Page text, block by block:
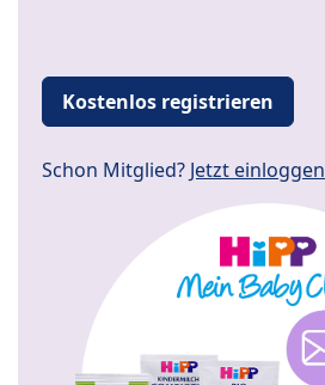
Kostenlos registrieren
Schon Mitglied? Jetzt einloggen